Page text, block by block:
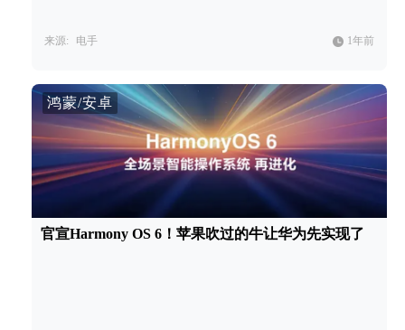
来源: 电手 1年前
鸿蒙/安卓
官宣Harmony OS 6！苹果吹过的牛让华为先实现了